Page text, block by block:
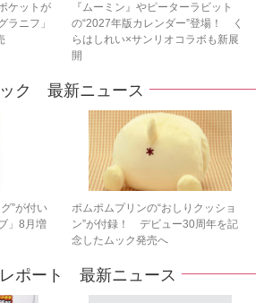
ケットが
ニフ」
『ムーミン』やピーターラビット
の“2027年版カレンダー”登場！ く
らはしれい×サンリオコラボも新展
開
ク 最新ニュース
”が付い
」8月増
ポムポムプリンの“おしりクッショ
ン”が付録！ デビュー30周年を記
念したムック発売へ
ポート 最新ニュース